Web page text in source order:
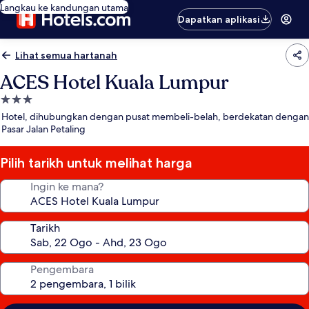
Langkau ke kandungan utama
Dapatkan aplikasi
Lihat semua hartanah
ACES Hotel Kuala Lumpur
Hartanah
3.0
bintang
Hotel, dihubungkan dengan pusat membeli-belah, berdekatan dengan
Pasar Jalan Petaling
Pilih tarikh untuk melihat harga
Ingin ke mana?
Tarikh
Pengembara